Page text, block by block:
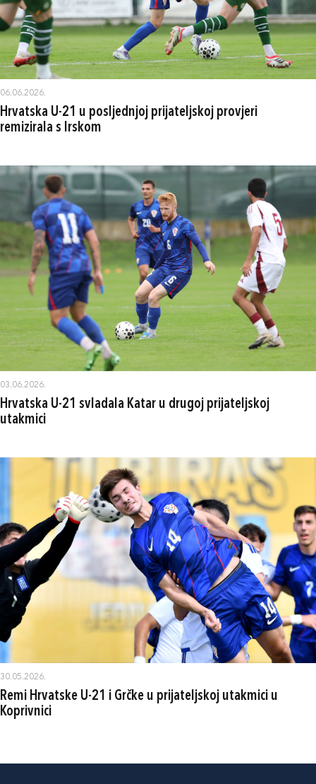
06.06.2026.
Hrvatska U-21 u posljednjoj prijateljskoj provjeri
remizirala s Irskom
03.06.2026.
Hrvatska U-21 svladala Katar u drugoj prijateljskoj
utakmici
30.05.2026.
Remi Hrvatske U-21 i Grčke u prijateljskoj utakmici u
Koprivnici